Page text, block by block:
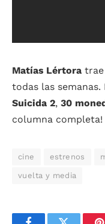
Matías Lértora
todas las semanas.
Suicida 2, 30
columna completa!
cine estrenos
vuelta y media